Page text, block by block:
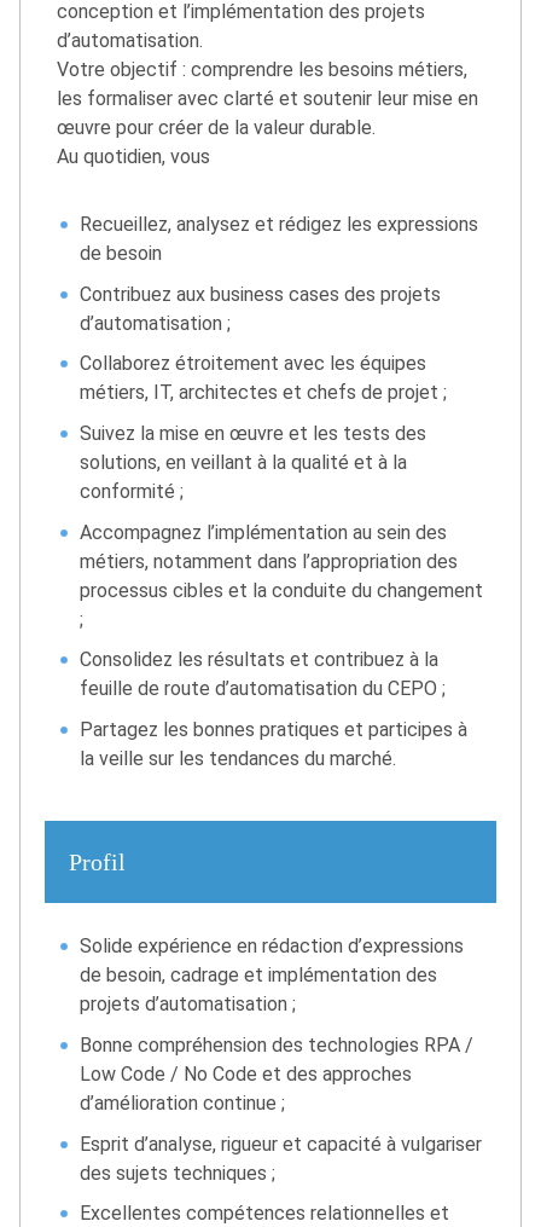
conception et l’implémentation des projets
d’automatisation.
Votre objectif : comprendre les besoins métiers,
les formaliser avec clarté et soutenir leur mise en
œuvre pour créer de la valeur durable.
Au quotidien, vous
Recueillez, analysez et rédigez les expressions
de besoin
Contribuez aux business cases des projets
d’automatisation ;
Collaborez étroitement avec les équipes
métiers, IT, architectes et chefs de projet ;
Suivez la mise en œuvre et les tests des
solutions, en veillant à la qualité et à la
conformité ;
Accompagnez l’implémentation au sein des
métiers, notamment dans l’appropriation des
processus cibles et la conduite du changement
;
Consolidez les résultats et contribuez à la
feuille de route d’automatisation du CEPO ;
Partagez les bonnes pratiques et participes à
la veille sur les tendances du marché.
Profil
Solide expérience en rédaction d’expressions
de besoin, cadrage et implémentation des
projets d’automatisation ;
Bonne compréhension des technologies RPA /
Low Code / No Code et des approches
d’amélioration continue ;
Esprit d’analyse, rigueur et capacité à vulgariser
des sujets techniques ;
Excellentes compétences relationnelles et